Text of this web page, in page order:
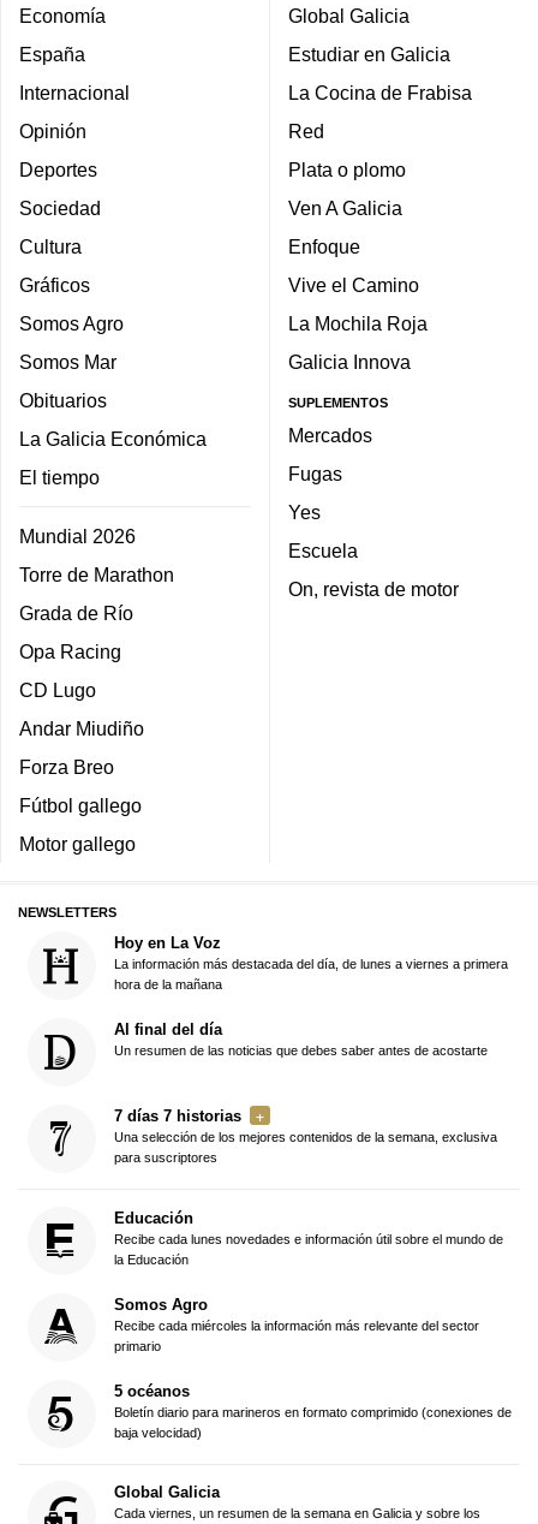
Economía
España
Internacional
Opinión
Deportes
Sociedad
Cultura
Gráficos
Somos Agro
Somos Mar
Obituarios
La Galicia Económica
El tiempo
Mundial 2026
Torre de Marathon
Grada de Río
Opa Racing
CD Lugo
Andar Miudiño
Forza Breo
Fútbol gallego
Motor gallego
Global Galicia
Estudiar en Galicia
La Cocina de Frabisa
Red
Plata o plomo
Ven A Galicia
Enfoque
Vive el Camino
La Mochila Roja
Galicia Innova
SUPLEMENTOS
Mercados
Fugas
Yes
Escuela
On, revista de motor
NEWSLETTERS
Hoy en La Voz
La información más destacada del día, de lunes a viernes a primera
hora de la mañana
Al final del día
Un resumen de las noticias que debes saber antes de acostarte
7 días 7 historias
Una selección de los mejores contenidos de la semana, exclusiva
para suscriptores
Educación
Recibe cada lunes novedades e información útil sobre el mundo de
la Educación
Somos Agro
Recibe cada miércoles la información más relevante del sector
primario
5 océanos
Boletín diario para marineros en formato comprimido (conexiones de
baja velocidad)
Global Galicia
Cada viernes, un resumen de la semana en Galicia y sobre los